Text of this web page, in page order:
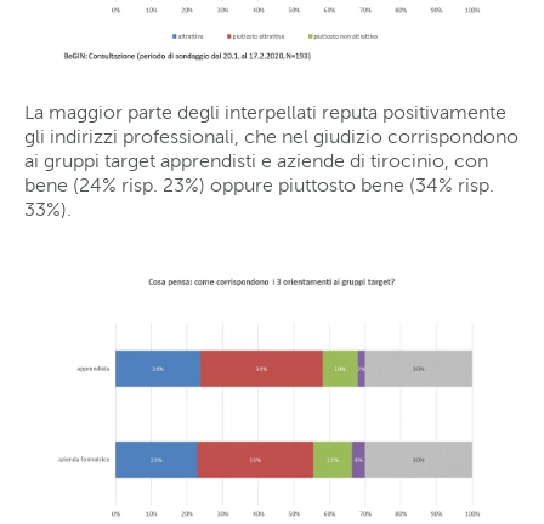
La maggior parte degli interpellati reputa positivamente
gli indirizzi professionali, che nel giudizio corrispondono
ai gruppi target apprendisti e aziende di tirocinio, con
bene (24% risp. 23%) oppure piuttosto bene (34% risp.
33%).